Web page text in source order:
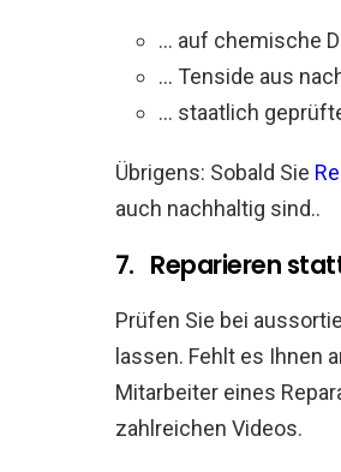
… auf chemische
… Tenside aus
… staatlich
Übrigens: Sobald Sie
auch nachhaltig sind..
7. Reparieren
Prüfen Sie bei
lassen. Fehlt es Ihnen
Mitarbeiter eines
zahlreichen Videos.